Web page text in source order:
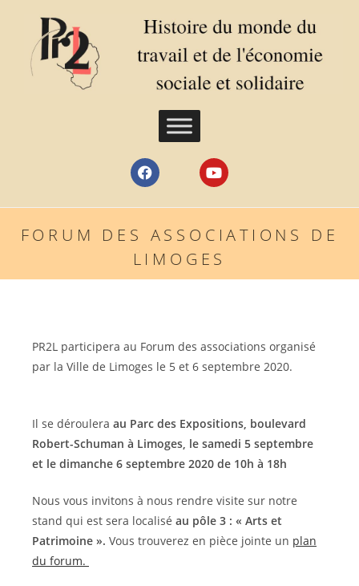
FORUM DES ASSOCIATIONS DE
LIMOGES
PR2L participera au Forum des associations organisé
par la Ville de Limoges le 5 et 6 septembre 2020.
Il se déroulera au Parc des Expositions, boulevard
Robert-Schuman à Limoges, le samedi 5 septembre
et le dimanche 6 septembre 2020 de 10h à 18h
Nous vous invitons à nous rendre visite sur notre
stand qui est sera localisé au pôle 3 : « Arts et
Patrimoine ». Vous trouverez en pièce jointe un plan
du forum.